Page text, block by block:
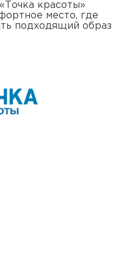
красоты»
место, где
подходящий образ